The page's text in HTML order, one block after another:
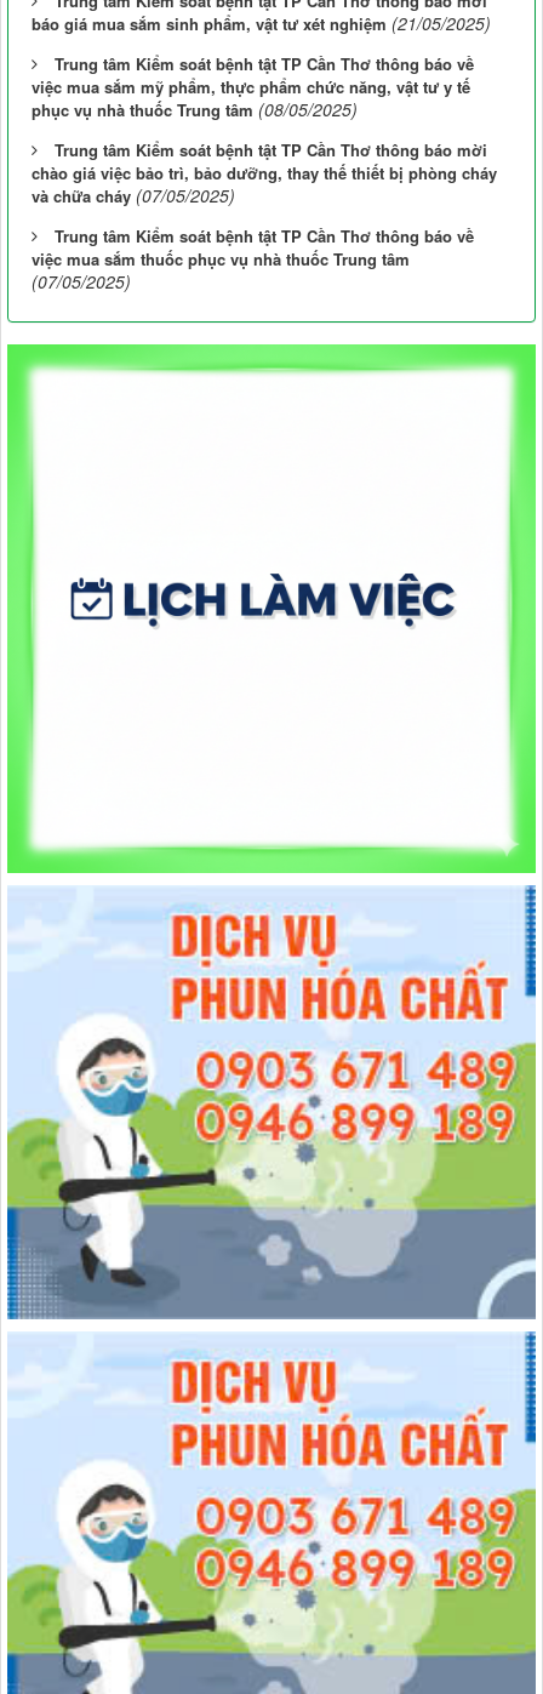
báo giá mua sắm sinh phẩm, vật tư xét nghiệm (21/05/2025)
Trung tâm Kiểm soát bệnh tật TP Cần Thơ thông báo về
việc mua sắm mỹ phẩm, thực phẩm chức năng, vật tư y tế
phục vụ nhà thuốc Trung tâm (08/05/2025)
Trung tâm Kiểm soát bệnh tật TP Cần Thơ thông báo mời
chào giá việc bảo trì, bảo dưỡng, thay thế thiết bị phòng cháy
và chữa cháy (07/05/2025)
Trung tâm Kiểm soát bệnh tật TP Cần Thơ thông báo về
việc mua sắm thuốc phục vụ nhà thuốc Trung tâm
(07/05/2025)